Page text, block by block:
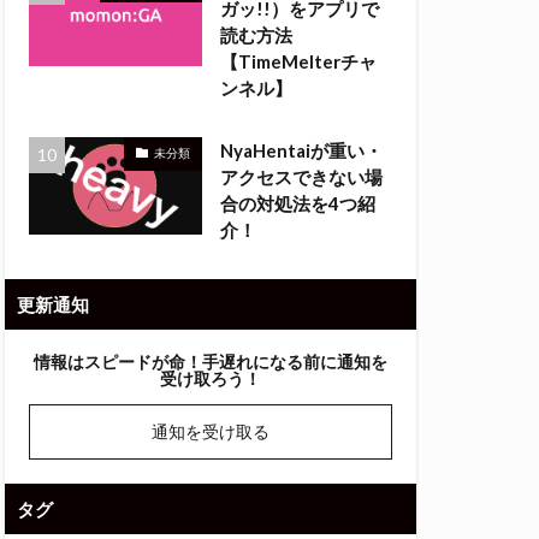
ガッ!!）をアプリで
読む方法
【TimeMelterチャ
ンネル】
未分類
NyaHentaiが重い・
アクセスできない場
合の対処法を4つ紹
介！
更新通知
情報はスピードが命！ 手遅れになる前に通知を
受け取ろう！
通知を受け取る
タグ